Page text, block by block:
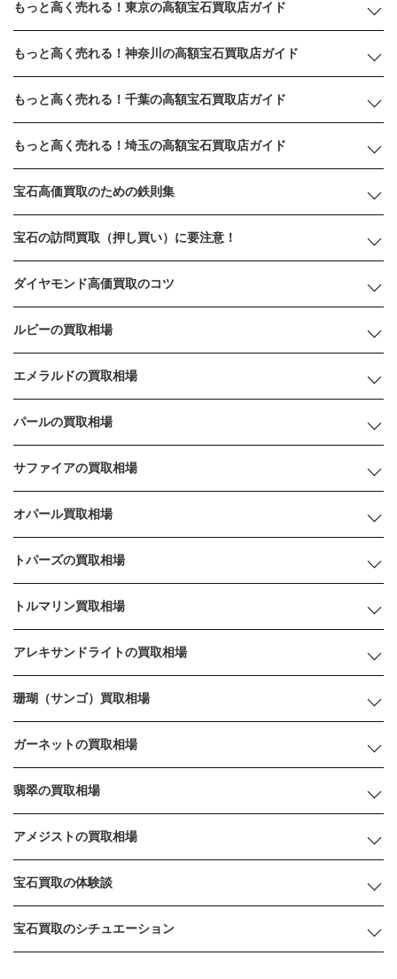
もっと高く売れる！東京の高額宝石買取店ガイド
もっと高く売れる！神奈川の高額宝石買取店ガイド
もっと高く売れる！千葉の高額宝石買取店ガイド
もっと高く売れる！埼玉の高額宝石買取店ガイド
宝石高価買取のための鉄則集
宝石の訪問買取（押し買い）に要注意！
ダイヤモンド高価買取のコツ
ルビーの買取相場
エメラルドの買取相場
パールの買取相場
サファイアの買取相場
オパール買取相場
トパーズの買取相場
トルマリン買取相場
アレキサンドライトの買取相場
珊瑚（サンゴ）買取相場
ガーネットの買取相場
翡翠の買取相場
アメジストの買取相場
宝石買取の体験談
宝石買取のシチュエーション